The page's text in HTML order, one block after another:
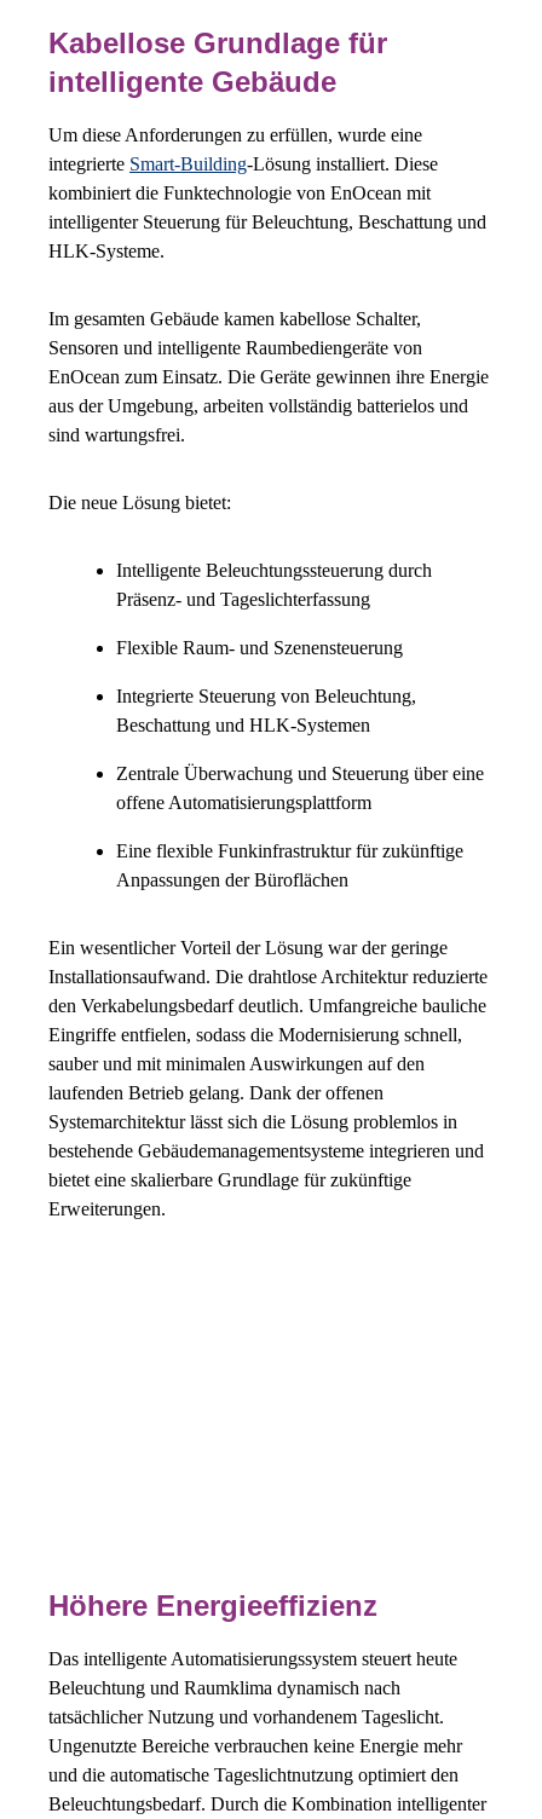
Kabellose Grundlage für
intelligente Gebäude
Um diese Anforderungen zu erfüllen, wurde eine
integrierte Smart-Building-Lösung installiert. Diese
kombiniert die Funktechnologie von EnOcean mit
intelligenter Steuerung für Beleuchtung, Beschattung und
HLK-Systeme.
Im gesamten Gebäude kamen kabellose Schalter,
Sensoren und intelligente Raumbediengeräte von
EnOcean zum Einsatz. Die Geräte gewinnen ihre Energie
aus der Umgebung, arbeiten vollständig batterielos und
sind wartungsfrei.
Die neue Lösung bietet:
Intelligente Beleuchtungssteuerung durch
Präsenz- und Tageslichterfassung
Flexible Raum- und Szenensteuerung
Integrierte Steuerung von Beleuchtung,
Beschattung und HLK-Systemen
Zentrale Überwachung und Steuerung über eine
offene Automatisierungsplattform
Eine flexible Funkinfrastruktur für zukünftige
Anpassungen der Büroflächen
Ein wesentlicher Vorteil der Lösung war der geringe
Installationsaufwand. Die drahtlose Architektur reduzierte
den Verkabelungsbedarf deutlich. Umfangreiche bauliche
Eingriffe entfielen, sodass die Modernisierung schnell,
sauber und mit minimalen Auswirkungen auf den
laufenden Betrieb gelang. Dank der offenen
Systemarchitektur lässt sich die Lösung problemlos in
bestehende Gebäudemanagementsysteme integrieren und
bietet eine skalierbare Grundlage für zukünftige
Erweiterungen.
Höhere Energieeffizienz
Das intelligente Automatisierungssystem steuert heute
Beleuchtung und Raumklima dynamisch nach
tatsächlicher Nutzung und vorhandenem Tageslicht.
Ungenutzte Bereiche verbrauchen keine Energie mehr
und die automatische Tageslichtnutzung optimiert den
Beleuchtungsbedarf. Durch die Kombination intelligenter